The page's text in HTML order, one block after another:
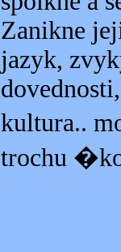
Zanikne
jazyk,
dovednosti,
kultura..
trochu